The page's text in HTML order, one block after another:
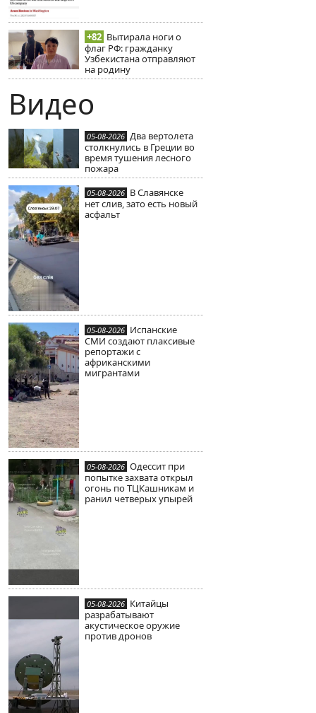
+82 Вытирала ноги о
флаг РФ: гражданку
Узбекистана отправляют
на родину
Видео
05-08-2026 Два вертолета
столкнулись в Греции во
время тушения лесного
пожара
05-08-2026 В Славянске
нет слив, зато есть новый
асфальт
05-08-2026 Испанские
СМИ создают плаксивые
репортажи с
африканскими
мигрантами
05-08-2026 Одессит при
попытке захвата открыл
огонь по ТЦКашникам и
ранил четверых упырей
05-08-2026 Китайцы
разрабатывают
акустическое оружие
против дронов